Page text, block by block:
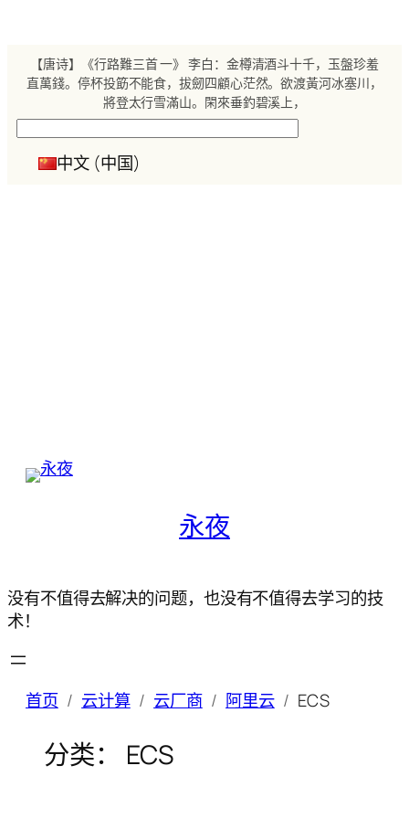
【唐诗】《行路難三首 一》 李白：金樽清酒斗十千，玉盤珍羞
直萬錢。停杯投筯不能食，拔劒四顧心茫然。欲渡黃河冰塞川，
將登太行雪滿山。閑來垂釣碧溪上，
中文 (中国)
永夜
没有不值得去解决的问题，也没有不值得去学习的技
术！
首页 云计算 云厂商 阿里云 ECS
分类： ECS